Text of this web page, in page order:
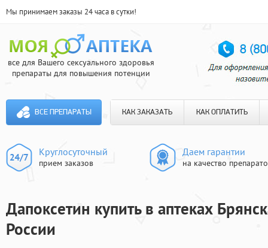
Мы принимаем заказы 24 часа в сутки!
все для Вашего сексуального здоровья
препараты для повышения потенции
ВСЕ ПРЕПАРАТЫ КАК ЗАКАЗАТЬ КАК ОПЛАТИТЬ
Круглосуточный
прием заказов
Даем гарантии
на качество
Дапоксетин купить в аптеках
России